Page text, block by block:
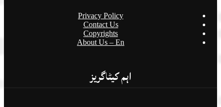
Privacy Policy
Contact Us
Copyrights
About Us – En
اہم کیٹاگریز